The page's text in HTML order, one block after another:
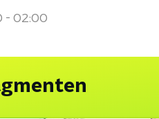
- 02:00